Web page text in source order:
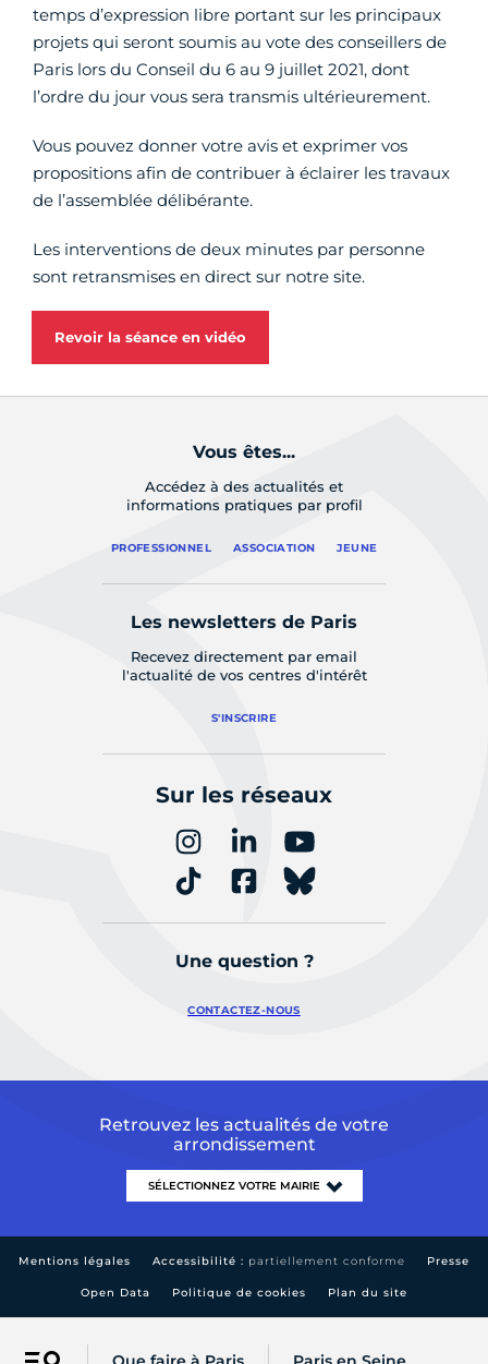
temps d’expression libre portant sur les principaux
projets qui seront soumis au vote des conseillers de
Paris lors du Conseil du 6 au 9 juillet 2021, dont
l’ordre du jour vous sera transmis ultérieurement.
Vous pouvez donner votre avis et exprimer vos
propositions afin de contribuer à éclairer les travaux
de l’assemblée délibérante.
Les interventions de deux minutes par personne
sont retransmises en direct sur notre site.
Revoir la séance en vidéo
Vous êtes...
Accédez à des actualités et
informations pratiques par profil
PROFESSIONNEL ASSOCIATION JEUNE
Les newsletters de Paris
Recevez directement par email
l'actualité de vos centres d'intérêt
S'INSCRIRE
Sur les réseaux
Une question ?
CONTACTEZ-NOUS
Retrouvez les actualités de votre
arrondissement
Mentions légales Accessibilité : partiellement conforme Presse
Open Data Politique de cookies Plan du site